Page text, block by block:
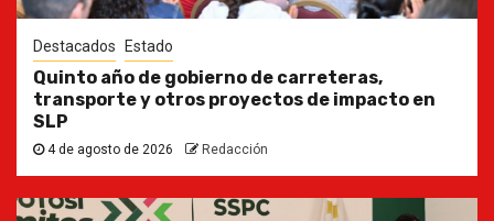
Destacados Estado
Quinto año de gobierno de carreteras,
transporte y otros proyectos de impacto en
SLP
4 de agosto de 2026 Redacción